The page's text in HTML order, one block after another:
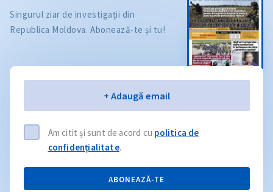
Singurul ziar de investigații din
Republica Moldova. Abonează-te și tu!
+ Adaugă email
Am citit și sunt de acord cu politica de
confidențialitate.
ABONEAZĂ-TE